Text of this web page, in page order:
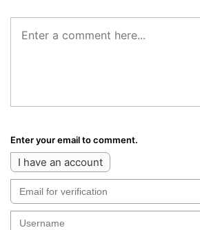
Enter your email to comment.
I have an account